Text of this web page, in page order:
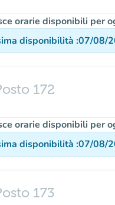
orarie disponibili per
disponibilità :07/08/
172
orarie disponibili per
disponibilità :07/08/
173